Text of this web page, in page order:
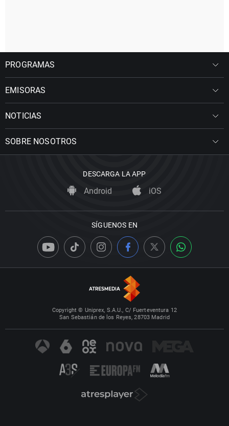
PROGRAMAS
EMISORAS
NOTICIAS
SOBRE NOSOTROS
DESCARGA LA APP
Android iOS
SÍGUENOS EN
Copyright © Uniprex, S.A.U., C/ Fuerteventura 12
San Sebastián de los Reyes, 28703 Madrid